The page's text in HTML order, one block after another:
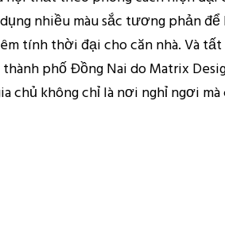
nhiều màu sắc tương phản để
tính thời đại cho căn nhà. Và
phố Đồng Nai do Matrix
chủ không chỉ là nơi nghỉ ngơi mà